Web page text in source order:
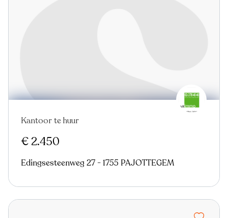
Kantoor te huur
€ 2.450
Edingsesteenweg 27 - 1755 PAJOTTEGEM